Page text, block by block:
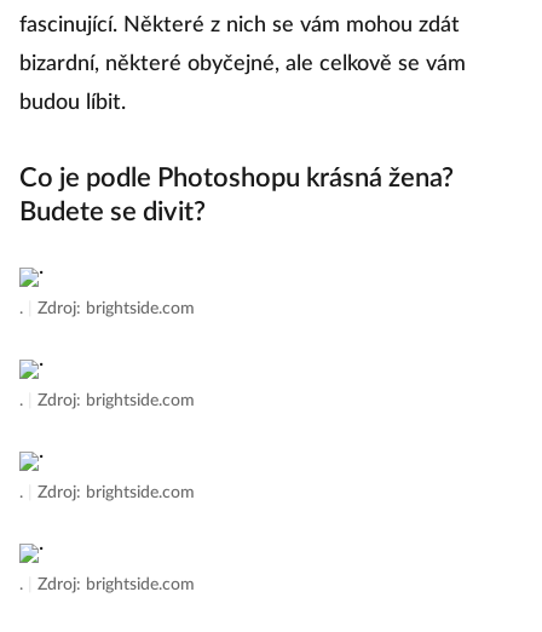
fascinující. Některé z nich se vám mohou zdát
bizardní, některé obyčejné, ale celkově se vám
budou líbit.
Co je podle Photoshopu krásná žena?
Budete se divit?
. Zdroj: brightside.com
. Zdroj: brightside.com
. Zdroj: brightside.com
. Zdroj: brightside.com